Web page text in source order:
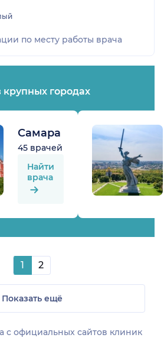
по месту работы врача
крупных городах
Самара
45 врачей
Найти
врача
1 2
Показать ещё
c официальных сайтов клиник